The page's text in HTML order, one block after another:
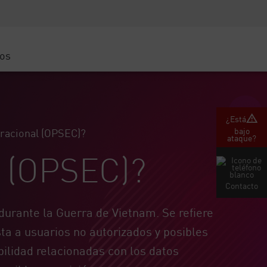
(OPSEC)?
la Guerra de Vietnam. Se refiere
a usuarios no autorizados y posibles
relacionadas con los datos
¿Está
bajo
ataque?
Contacto